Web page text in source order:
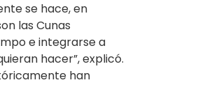
se hace, en
las Cunas
e integrarse a
hacer”, explicó.
han